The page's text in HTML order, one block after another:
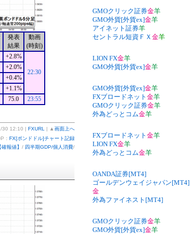
発表
結果
動画
(時刻)
+2.8%
22:30
+2.0%
+0.4%
+1.1%
75.0 23:55
30 12:10 | FXURL | ▲ 画面上へ
： FX[ポンドドル]チャート記録
報値】 / 四半期GDP/個人消費/
GMOクリック証券金羊
GMO外貨[外貨ex]金羊
アイネット証券羊
セントラル短資ＦＸ 金羊
LION FX金羊
GMO外貨[外貨ex]金羊
GMO外貨[外貨ex]金羊
FXブロードネット 金羊
GMOクリック証券金羊
外為どっとコム金羊
FXブロードネット 金羊
LION FX金羊
外為どっとコム金羊
OANDA証券[MT4]
ゴールデンウェイジャパン[MT4]
金
外為ファイネスト[MT4]
GMOクリック証券金羊
GMO外貨[外貨ex]金羊